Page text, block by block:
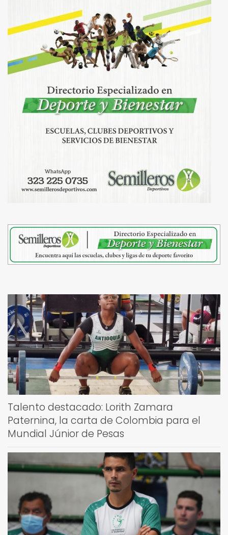
Talento destacado: Lorith Zamara
Paternina, la carta de Colombia para el
Mundial Júnior de Pesas